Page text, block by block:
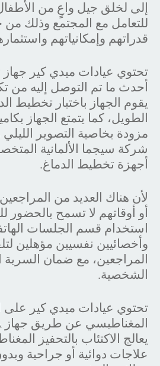
إلى لخلق جيل واعٍ من
للتعامل مع المجتمع وذلك
قدراتهم وإمكانياتهم
تحتوي عيادات ميدي كير
أحدث ما تم التوصل إليه من
يقوم الجهاز باختبار تخطيط
الطويل، كما يتمتع الجهاز
مزودة بخاصية التصوير الليلي
شركة سيجما الألمانية
أجهزة تخطيط الدماغ.
لأن هناك العديد من
أو أوقاتهم لا تسمح بالحضور
استخدام قسم الجلسات
وأخصائيين نفسيين مؤهلين
المراجعين، مع ضمان السرية
الشخصية.
تحتوي عيادات ميدي كير على
يعالج الاكتئاب بالتحفيز
علاجات دوائية أو جراحية